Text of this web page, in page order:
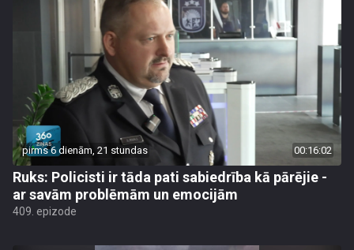
pirms 6 dienām, 21 stundas 00:16:02
Ruks: Policisti ir tāda pati sabiedrība kā pārējie -
ar savām problēmām un emocijām
409. epizode